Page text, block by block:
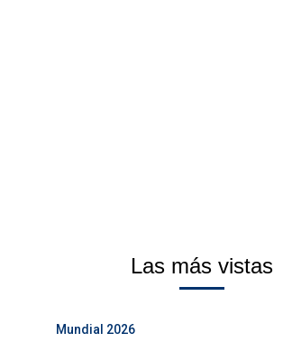
Las más vistas
Mundial 2026